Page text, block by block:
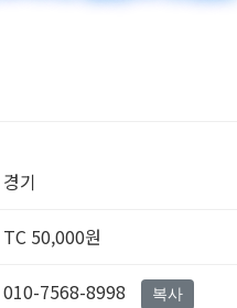
경기
TC 50,000원
010-7568-8998 복사